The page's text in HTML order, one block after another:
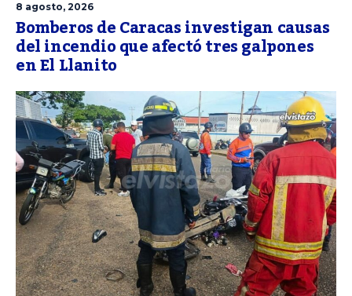
8 agosto, 2026
Bomberos de Caracas investigan causas
del incendio que afectó tres galpones
en El Llanito